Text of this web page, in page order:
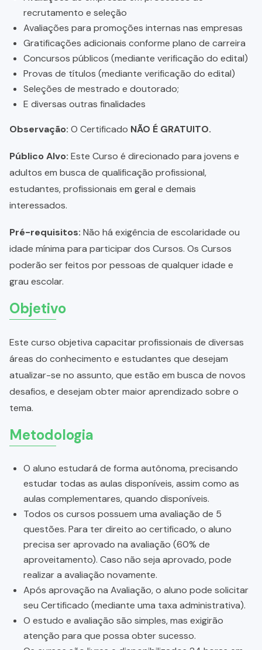
recrutamento e seleção
Avaliações para promoções internas nas empresas
Gratificações adicionais conforme plano de carreira
Concursos públicos (mediante verificação do edital)
Provas de títulos (mediante verificação do edital)
Seleções de mestrado e doutorado;
E diversas outras finalidades
Observação: O Certificado NÃO É GRATUITO.
Público Alvo: Este Curso é direcionado para jovens e
adultos em busca de qualificação profissional,
estudantes, profissionais em geral e demais
interessados.
Pré-requisitos: Não há exigência de escolaridade ou
idade mínima para participar dos Cursos. Os Cursos
poderão ser feitos por pessoas de qualquer idade e
grau escolar.
Objetivo
Este curso objetiva capacitar profissionais de diversas
áreas do conhecimento e estudantes que desejam
atualizar-se no assunto, que estão em busca de novos
desafios, e desejam obter maior aprendizado sobre o
tema.
Metodologia
O aluno estudará de forma autônoma, precisando
estudar todas as aulas disponíveis, assim como as
aulas complementares, quando disponíveis.
Todos os cursos possuem uma avaliação de 5
questões. Para ter direito ao certificado, o aluno
precisa ser aprovado na avaliação (60% de
aproveitamento). Caso não seja aprovado, pode
realizar a avaliação novamente.
Após aprovação na Avaliação, o aluno pode solicitar
seu Certificado (mediante uma taxa administrativa).
O estudo e avaliação são simples, mas exigirão
atenção para que possa obter sucesso.